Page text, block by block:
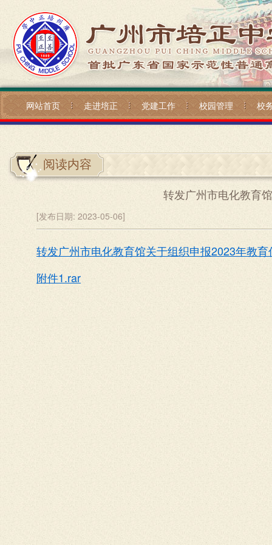
网站首页 走进培正 党建工作 校园管理 校
阅读内容
转发广州市电化教育
[发布日期: 2023-05-06]
转发广州市电化教育馆关于组织申报2023年教
附件1.rar